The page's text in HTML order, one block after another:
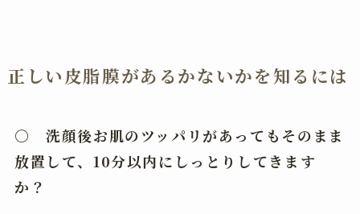
正しい皮脂膜があるかないかを知るには
〇 洗顔後お肌のツッパリがあってもそのまま
放置して、10分以内にしっとりしてきます
か？